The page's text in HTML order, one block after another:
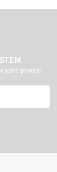
ponude.